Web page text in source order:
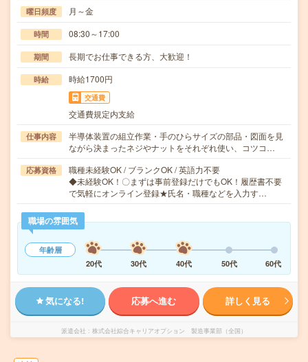
曜日頻度 月～金
時間 08:30～17:00
期間 長期でお仕事できる方、大歓迎！
時給 時給1700円
交通費
交通費規定内支給
仕事内容
半導体装置の組立作業・手のひらサイズの部品・図面を見
ながら決まったネジやナットをそれぞれ使い、コツコ…
応募資格
職種未経験OK / ブランクOK / 英語力不要
◆未経験OK！〇まずは事前登録だけでもOK！履歴書不要
で気軽にオンライン登録★氏名・職種などを入力す…
職場の雰囲気
年齢層
20代
30代 40代 50代 60代
気になる! 応募へ進む 詳しく見る
派遣会社 株式会社綜合キャリアオプション 製造事業部（全国）